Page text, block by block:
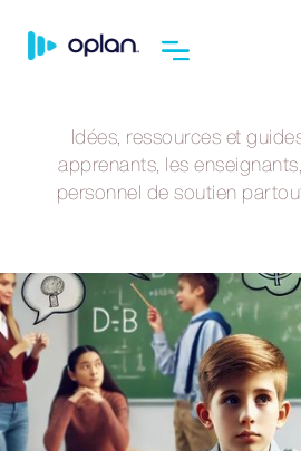
Idées, ressources et
apprenants, les
personnel de soutien